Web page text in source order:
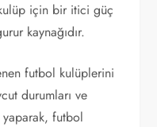
için bir itici güç
kaynağıdır.
futbol kulüplerini
durumları ve
futbol